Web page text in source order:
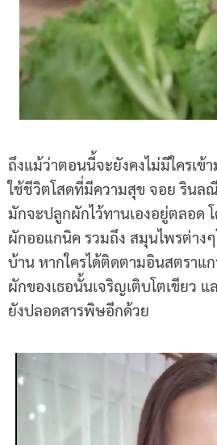
ถึงแม้ว่าตอนนี้จะยังคงไม่มีใครเข้
ใช้ชีวิตโสดที่มีความสุข จอย รินล
มักจะปลูกผักไว้ทานเองอยู่ตลอด
ผักออแกนิค รวมถึง สมุนไพรต่าง
บ้าน หากใครได้ติดตามอินสตราแก
ผักของเธอนั้นเจริญเติบโตเขียว
ยังปลอดสารพิษอีกด้วย